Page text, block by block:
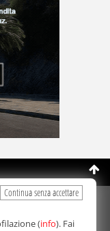
Continua senza accettare
(info). Fai